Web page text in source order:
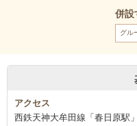
併設
グル
アクセス
西鉄天神大牟田線「春日原駅